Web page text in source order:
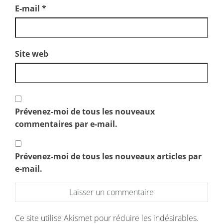
E-mail *
Site web
Prévenez-moi de tous les nouveaux
commentaires par e-mail.
Prévenez-moi de tous les nouveaux articles par
e-mail.
Ce site utilise Akismet pour réduire les indésirables.